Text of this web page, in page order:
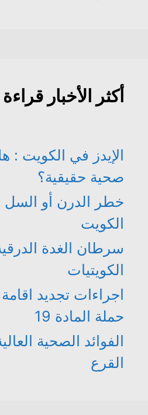
أكثر الأخبار قراءة
الإيدز في الكويت :
صحية حقيقية؟
خطر الدرن أو
الكويت
سرطان الغدة
الكويتيات
اجراءات تجديد
حملة المادة 19
الفوائد الصحية
القرع